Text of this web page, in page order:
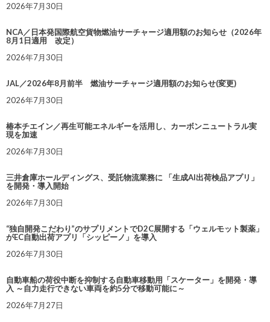
2026年7月30日
NCA／日本発国際航空貨物燃油サーチャージ適用額のお知らせ（2026年
8月1日適用 改定）
2026年7月30日
JAL／2026年8月前半 燃油サーチャージ適用額のお知らせ(変更)
2026年7月30日
椿本チエイン／再生可能エネルギーを活用し、カーボンニュートラル実
現を加速
2026年7月30日
三井倉庫ホールディングス、受託物流業務に 「生成AI出荷検品アプリ」
を開発・導入開始
2026年7月30日
“独自開発こだわり”のサプリメントでD2C展開する「ウェルモット製薬」
がEC自動出荷アプリ「シッピーノ」を導入
2026年7月30日
自動車船の荷役中断を抑制する自動車移動用「スケーター」を開発・導
入 ～自力走行できない車両を約5分で移動可能に～
2026年7月27日